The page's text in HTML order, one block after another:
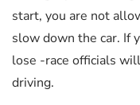
start, you are not
slow down the car. If
lose -race officials
driving.